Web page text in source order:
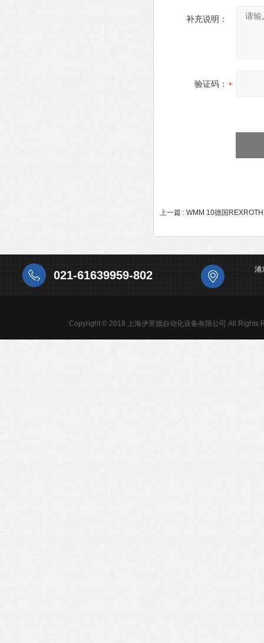
补充说明：
验证码：
上一篇 : WMM 10德国
021-61639959-802 浦
Copyright © 2018 上海伊里德自动化设备有限公司 All Rights